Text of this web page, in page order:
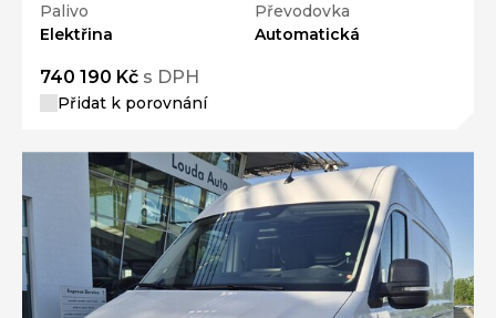
Palivo
Elektřina
Převodovka
Automatická
740 190 Kč s DPH
Přidat k porovnání